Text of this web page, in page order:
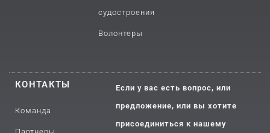
судостроения
Волонтеры
КОНТАКТЫ
Команда
Если у вас есть вопрос, или
предложение, или вы хотите
присоединиться к нашему